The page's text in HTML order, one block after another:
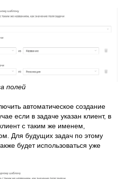
полей
автоматическое создание
если в задаче указан клиент, в
с таким же именем,
Для будущих задач по этому
будет использоваться уже